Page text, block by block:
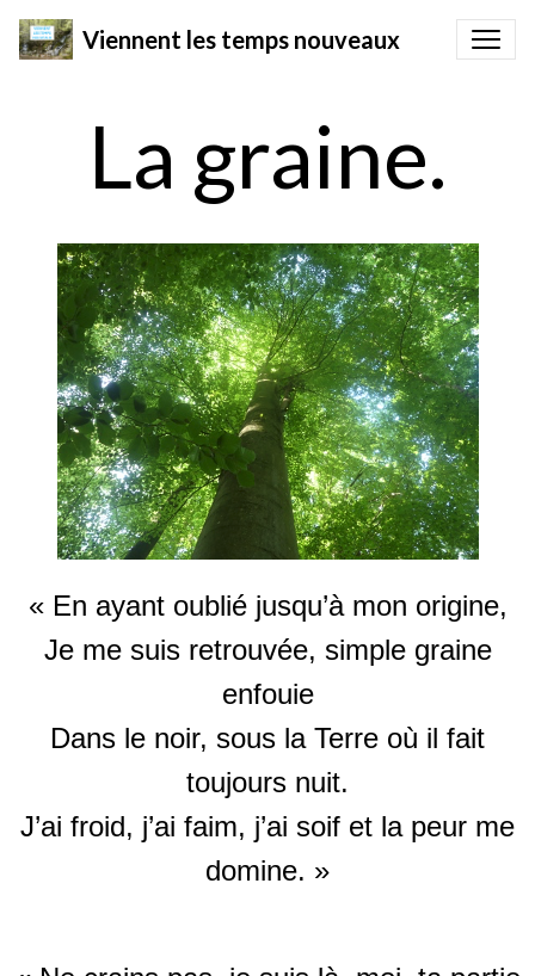
Viennent les temps nouveaux
La graine.
« En ayant oublié jusqu’à mon origine,
Je me suis retrouvée, simple graine
enfouie
Dans le noir, sous la Terre où il fait
toujours nuit.
J’ai froid, j’ai faim, j’ai soif et la peur me
domine. »